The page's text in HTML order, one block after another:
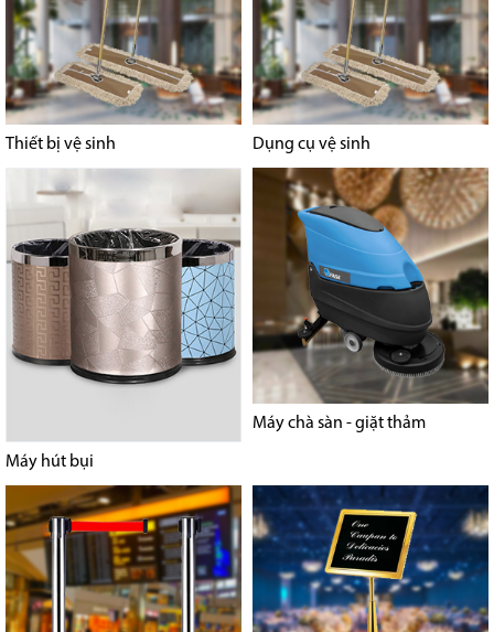
Thiết bị vệ sinh Dụng cụ vệ sinh
Máy hút bụi
Máy chà sàn - giặt thảm